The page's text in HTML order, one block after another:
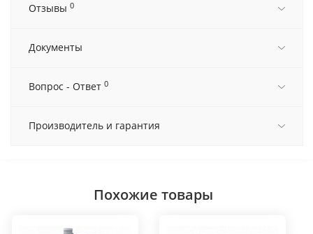
Отзывы 0
Документы
Вопрос - Ответ 0
Производитель и гарантия
Похожие товары